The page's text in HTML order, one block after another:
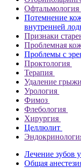
Офтальмология
Потемнение
внутренней
Признаки
Проблемная
Проблемы с
Проктология
Терапия
Удаление
Урология
Фимоз
Флебология
Хирургия
Целлюлит
Лечение зубов
Общая